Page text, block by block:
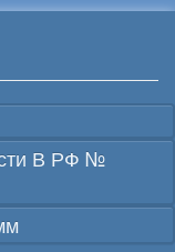
В РФ №